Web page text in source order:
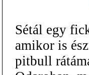
Sétál egy
amikor is
pitbull